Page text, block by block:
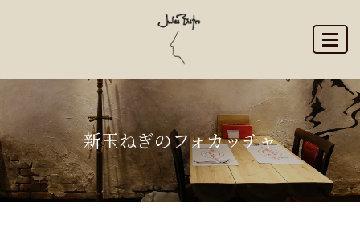
新玉ねぎのフォカッチャ